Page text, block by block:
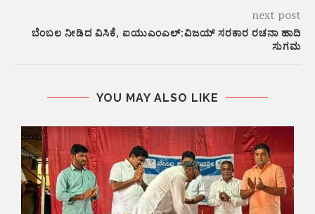
next post
ಬೆಂಬಲ ನೀಡಿದ ವಿಸಿಕೆ, ಐಯುಎಂಎಲ್:ವಿಜಯ್ ಸರಕಾರ ರಚನಾ ಹಾದಿ
ಸುಗಮ
YOU MAY ALSO LIKE